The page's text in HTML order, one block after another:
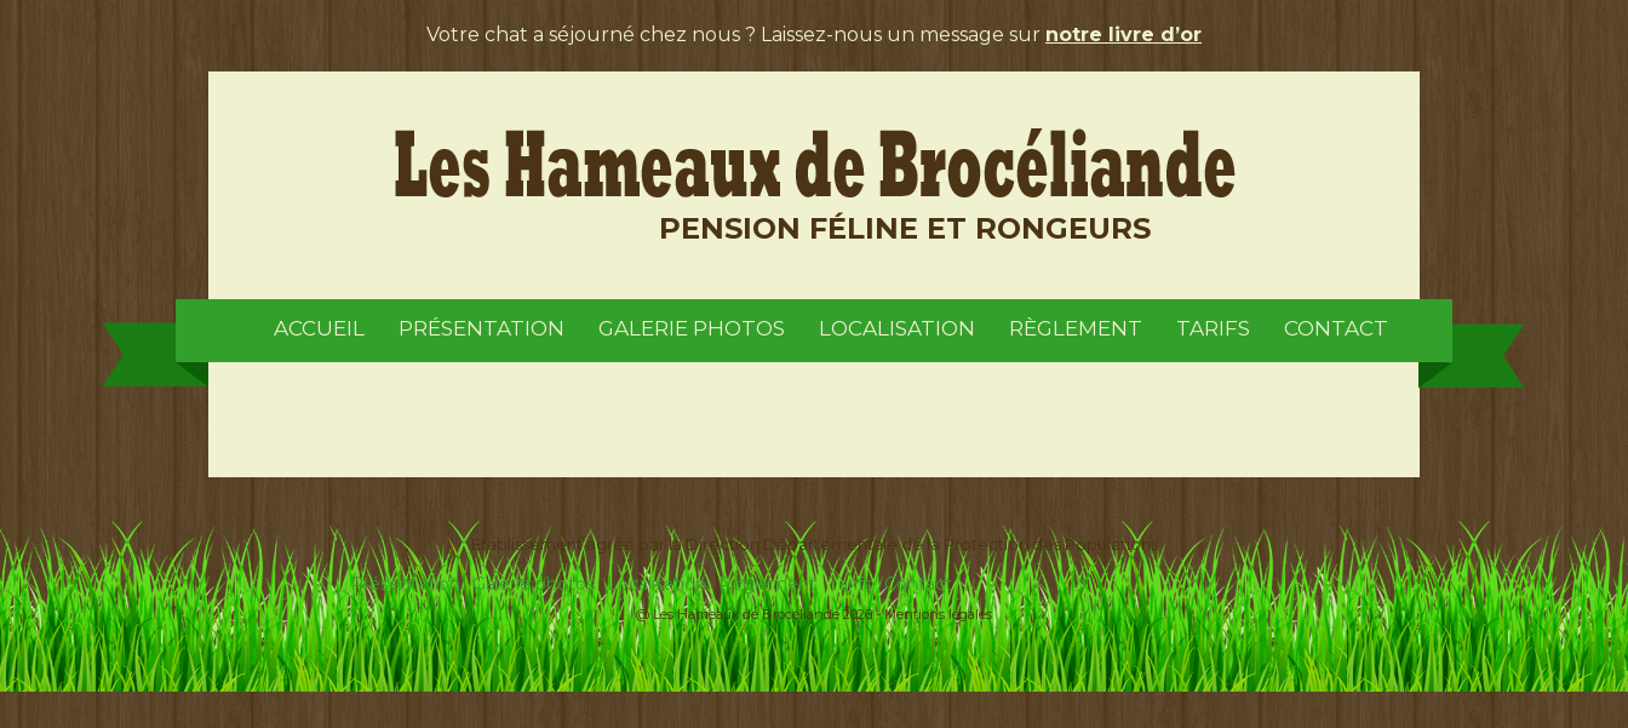
Votre chat a séjourné chez nous ? Laissez-nous un message sur notre livre d’or
PENSION FÉLINE ET RONGEURS
ACCUEIL PRÉSENTATION GALERIE PHOTOS LOCALISATION RÈGLEMENT TARIFS CONTACT
Etablissement agréé par la Direction Départementale de la Protection des Populations
Présentation Galerie photos Localisation Règlement Tarifs Contact
@ Les Hameaux de Brocéliande 2026 -Mentions légales